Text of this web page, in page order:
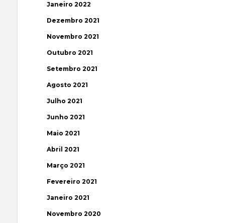
Janeiro 2022
Dezembro 2021
Novembro 2021
Outubro 2021
Setembro 2021
Agosto 2021
Julho 2021
Junho 2021
Maio 2021
Abril 2021
Março 2021
Fevereiro 2021
Janeiro 2021
Novembro 2020